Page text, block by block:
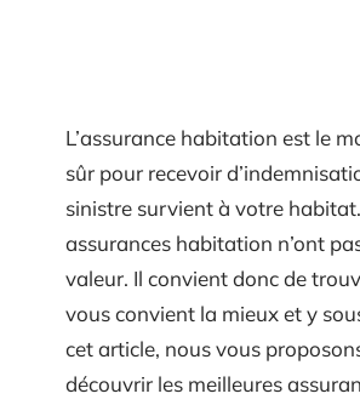
L’assurance habitation est le
sûr pour recevoir
sinistre survient à votre
assurances habitation n’ont
valeur. Il convient donc de
vous convient la mieux et y
cet article, nous vous
découvrir les meilleures